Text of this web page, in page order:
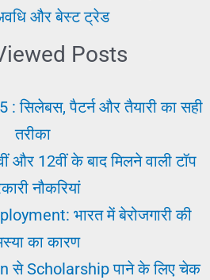
और बेस्ट ट्रेड
Posts
सिलेबस, पैटर्न और तैयारी का सही
तरीका
12वीं के बाद मिलने वाली टॉप
नौकरियां
भारत में बेरोजगारी की
का कारण
से Scholarship पाने के लिए चेक